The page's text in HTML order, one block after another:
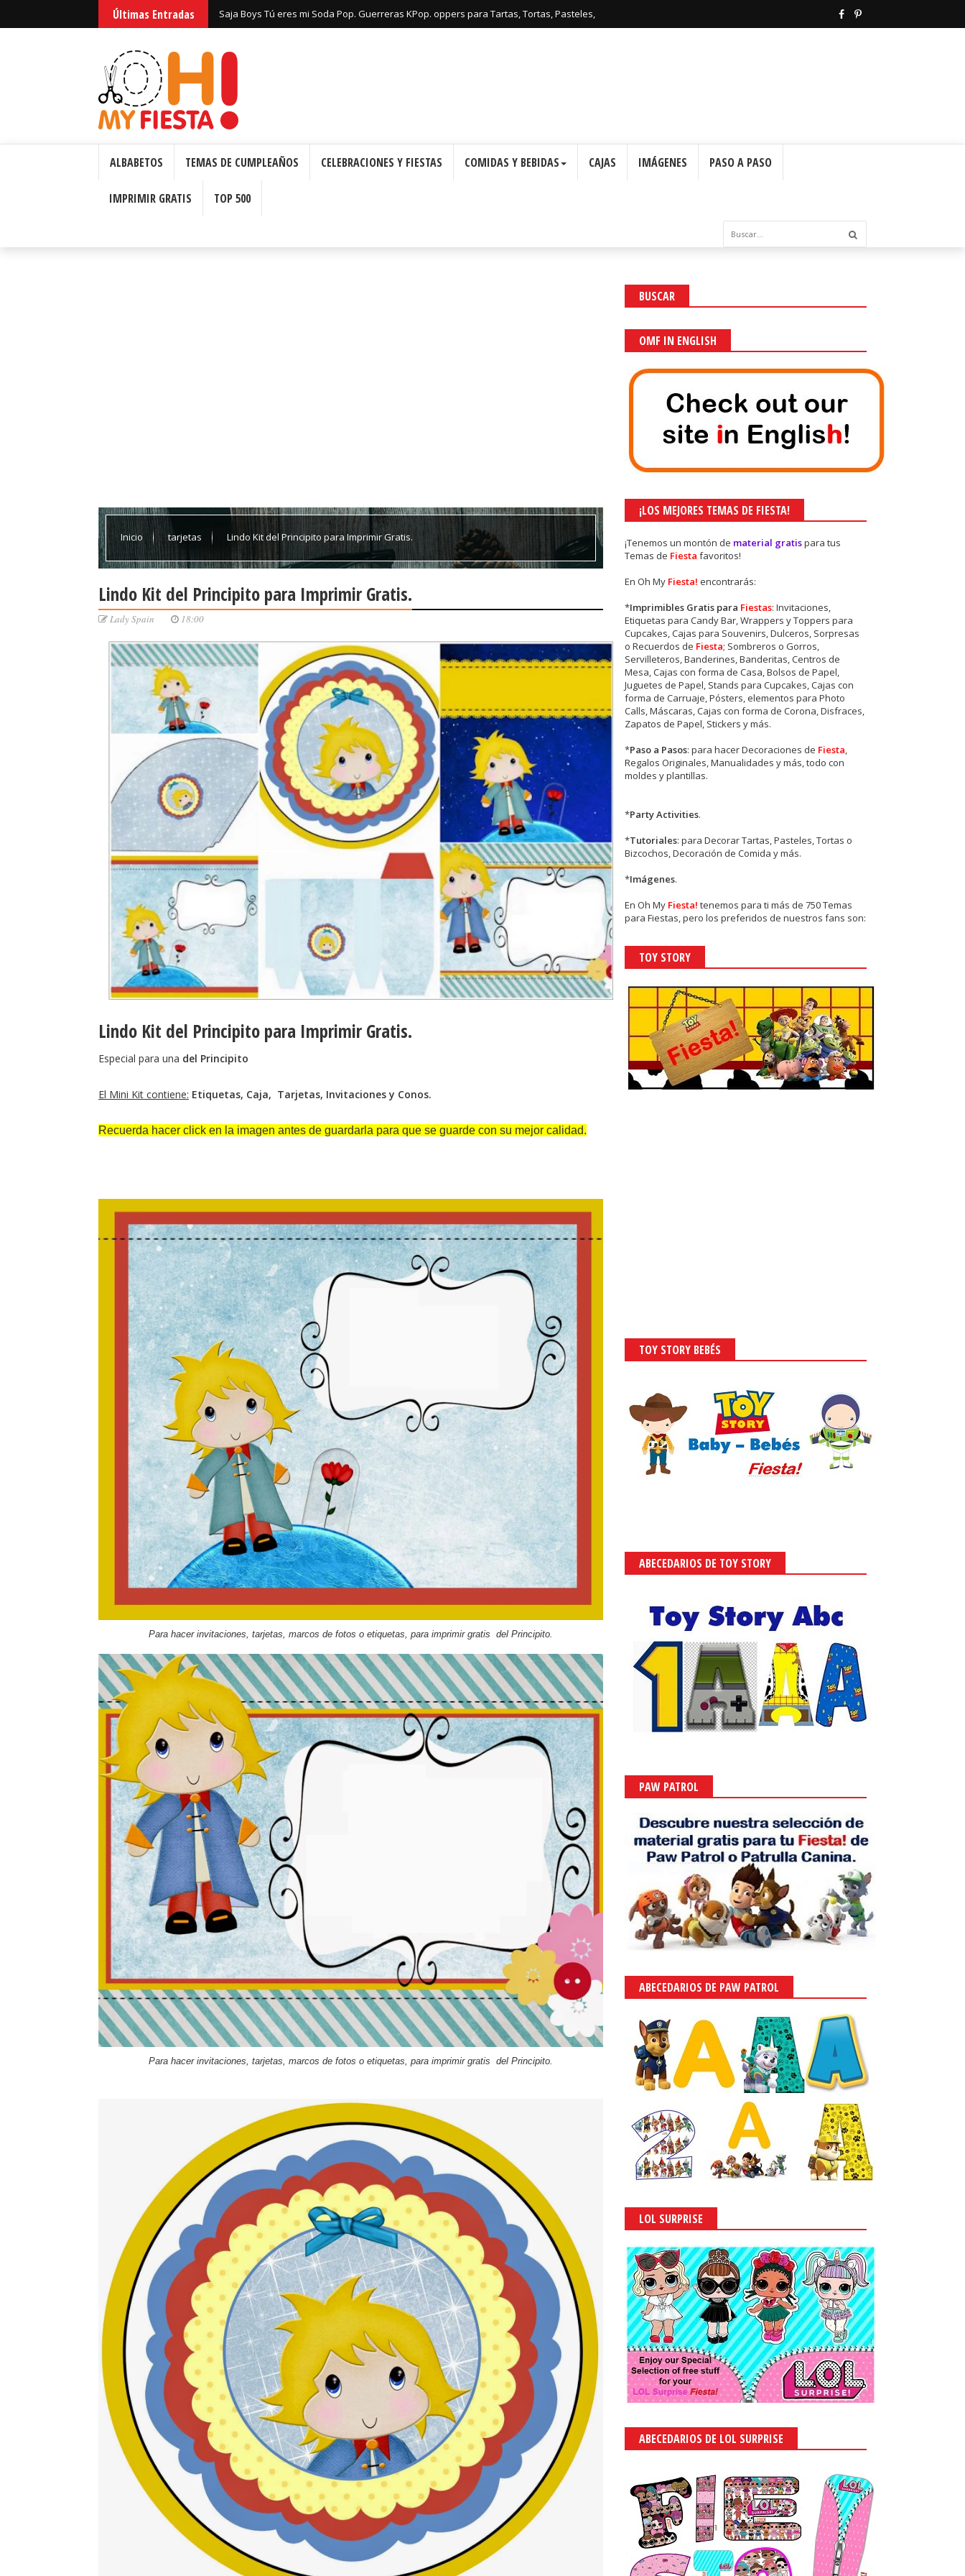
Últimas Entradas Saja Boys Tú eres mi Soda Pop. Guerreras KPop. oppers para Tartas, Tortas, Pasteles,
ALBABETOS TEMAS DE CUMPLEAÑOS CELEBRACIONES Y FIESTAS COMIDAS Y BEBIDAS CAJAS IMÁGENES PASO A PASO
IMPRIMIR GRATIS TOP 500
Inicio tarjetas Lindo Kit del Principito para Imprimir Gratis.
Lindo Kit del Principito para Imprimir Gratis.
Lady Spain 18:00
Lindo Kit del Principito para Imprimir Gratis.
Especial para una del Principito
El Mini Kit contiene: Etiquetas, Caja, Tarjetas, Invitaciones y Conos.
Recuerda hacer click en la imagen antes de guardarla para que se guarde con su mejor calidad.
Para hacer invitaciones , tarjetas, marcos de fotos o etiquetas, para imprimir gratis del Principito.
Para hacer invitaciones , tarjetas, marcos de fotos o etiquetas, para imprimir gratis del Principito.
BUSCAR
OMF IN ENGLISH
¡LOS MEJORES TEMAS DE FIESTA!
¡Tenemos un montón de material gratispara tus
Temas de Fiestafavoritos!
En Oh My Fiesta!encontrarás:
*Imprimibles Gratis para Fiestas: Invitaciones,
Etiquetas para Candy Bar, Wrappers y Toppers para
Cupcakes, Cajas para Souvenirs, Dulceros, Sorpresas
o Recuerdos de Fiesta; Sombreros o Gorros,
Servilleteros, Banderines, Banderitas, Centros de
Mesa, Cajas con forma de Casa, Bolsos de Papel,
Juguetes de Papel, Stands para Cupcakes, Cajas con
forma de Carruaje, Pósters, elementos para Photo
Calls, Máscaras, Cajas con forma de Corona, Disfraces,
Zapatos de Papel, Stickers y más.
*Paso a Pasos: para hacer Decoraciones de Fiesta,
Regalos Originales, Manualidades y más, todo con
moldes y plantillas.
*Party Activities.
*Tutoriales: para Decorar Tartas, Pasteles, Tortas o
Bizcochos, Decoración de Comida y más.
*Imágenes.
EnOh My Fiesta! tenemos para ti más de 750 Temas
para Fiestas, pero los preferidos de nuestros fans son:
TOY STORY
TOY STORY BEBÉS
ABECEDARIOS DE TOY STORY
PAW PATROL
ABECEDARIOS DE PAW PATROL
LOL SURPRISE
ABECEDARIOS DE LOL SURPRISE